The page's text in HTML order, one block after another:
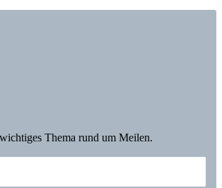
Thema rund um Meilen.